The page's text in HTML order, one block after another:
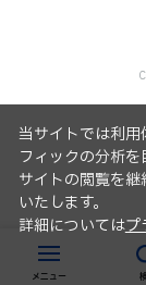
メニュー
当サイトでは利
フィックの分析を
サイトの閲覧を
いたします。
詳細についてはプ